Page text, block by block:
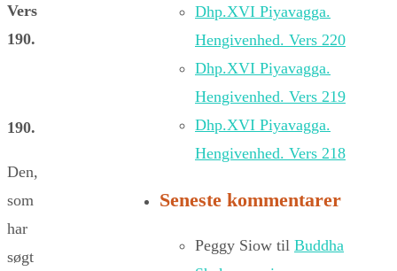
Vers
190.
190.
Den,
som
har
søgt
Dhp.XVI Piyavagga.
Hengivenhed. Vers 220
Dhp.XVI Piyavagga.
Hengivenhed. Vers 219
Dhp.XVI Piyavagga.
Hengivenhed. Vers 218
Seneste kommentarer
Peggy Siow til Buddha